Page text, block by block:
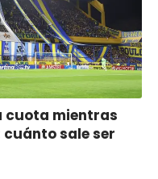
cuota mientras
sale ser